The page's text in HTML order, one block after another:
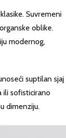
Suvremeni
oblike.
modernog,
suptilan sjaj
ili sofisticirano
dimenziju.